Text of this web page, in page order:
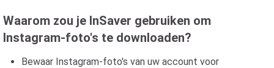
Waarom zou je InSaver gebruiken om
Instagram-foto's te downloaden?
Bewaar Instagram-foto's van uw account voor